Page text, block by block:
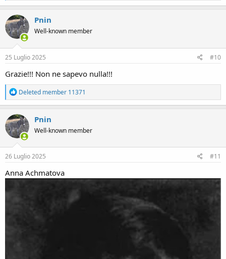
a
c
t
i
o
n
s
Pnin
Well-known member
25 Luglio 2025 #10
Grazie!!! Non ne sapevo nulla!!!
R
e
a
c
t
i
o
n
s
Deleted member 11371
Pnin
Well-known member
26 Luglio 2025 #11
Anna Achmatova